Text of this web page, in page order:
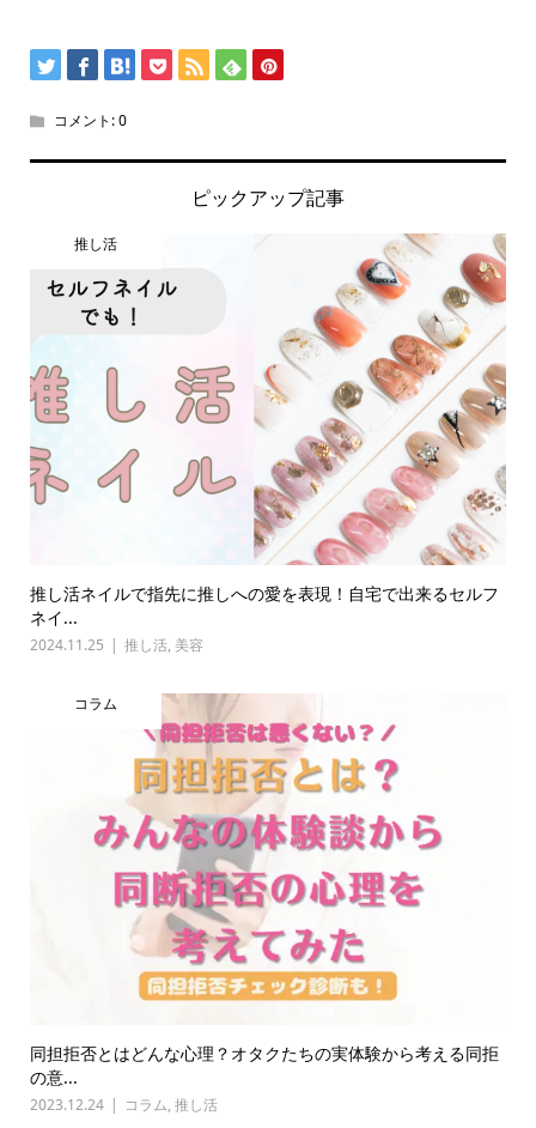
コメント:0
ピックアップ記事
推し活
推し活ネイルで指先に推しへの愛を表現！自宅で出来るセルフ
ネイ...
2024.11.25 推し活, 美容
コラム
同担拒否とはどんな心理？オタクたちの実体験から考える同拒
の意...
2023.12.24 コラム, 推し活